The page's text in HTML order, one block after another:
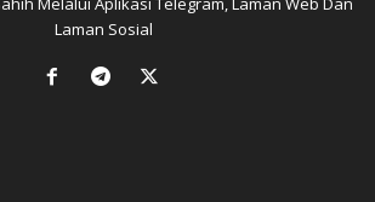
Laman Sosial